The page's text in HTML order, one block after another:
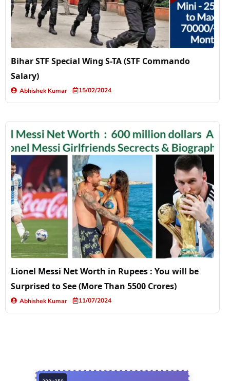
Bihar STF Special Wing S-TA (STF Commando
Salary)
Abhishek Kumar 15/02/2024
Lionel Messi Net Worth in Rupees : You will be
Surprised to See (More Than 5500 Crores)
Abhishek Kumar 11/07/2024